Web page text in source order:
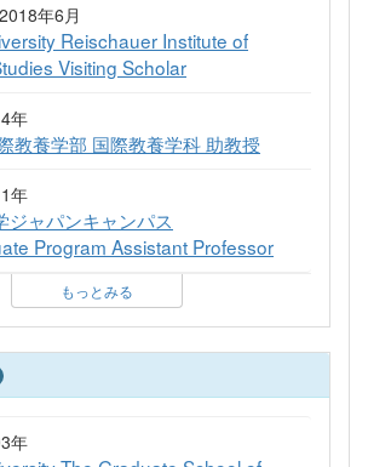
年6月
Reischauer Institute of
Visiting Scholar
年
教養学部 国際教養学科 助教授
年
ジャパンキャンパス
Program Assistant Professor
もっとみる
年